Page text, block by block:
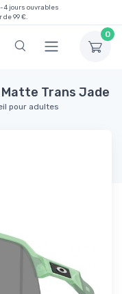
4 jours ouvrables
99 €.
0
Matte Trans Jade
pour adultes